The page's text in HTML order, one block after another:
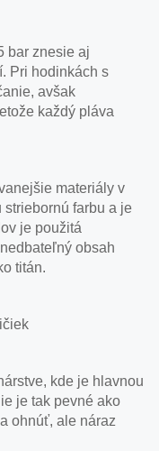
bar znesie aj
Pri hodinkách s
avšak
každý pláva
materiály v
striebornú farbu a je
je použitá
obsah
titán.
kde je hlavnou
je tak pevné ako
ohnúť, ale náraz